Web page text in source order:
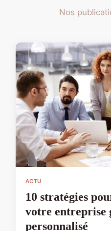
Nos
ACTU
10 stratégies
votre entreprise
personnalisé